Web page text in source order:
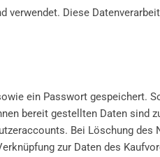
verwendet. Diese
ein Passwort gespeichert.
bereit gestellten Daten sind
Bei Löschung
zur Daten des